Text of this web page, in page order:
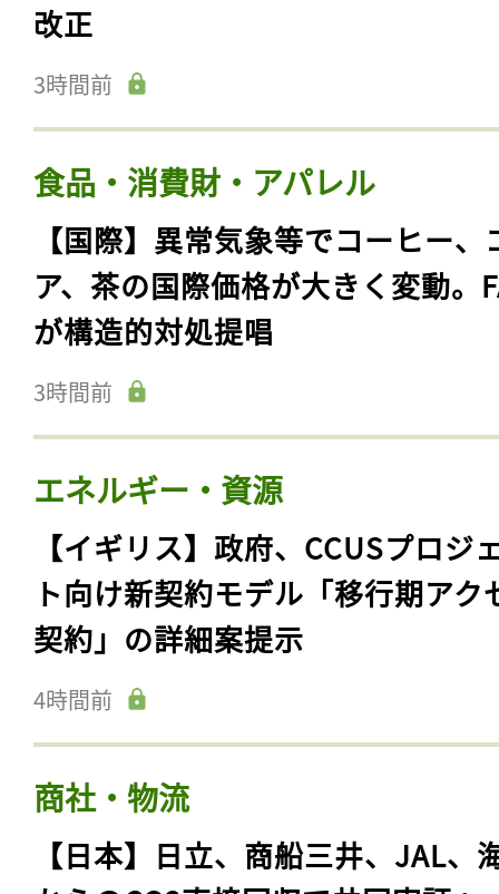
改正
3時間前
食品・消費財・アパレル
【国際】異常気象等でコーヒー、
ア、茶の国際価格が大きく変動。
が構造的対処提唱
3時間前
エネルギー・資源
【イギリス】政府、CCUSプロジ
ト向け新契約モデル「移行期アク
契約」の詳細案提示
4時間前
商社・物流
【日本】日立、商船三井、JAL、